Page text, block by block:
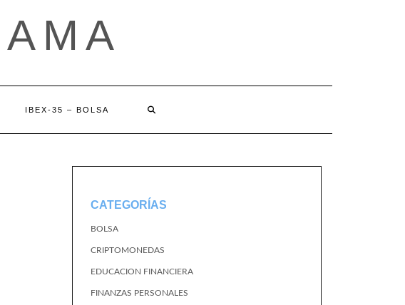
IBEX-35 – BOLSA
CATEGORÍAS
BOLSA
CRIPTOMONEDAS
EDUCACION FINANCIERA
FINANZAS PERSONALES